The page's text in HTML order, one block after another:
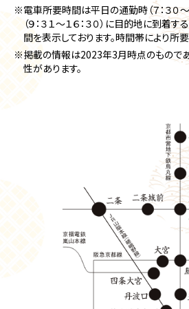
※電車所要時間は平日の通勤時（７：３０～
（９：３１～１６：３０）に目的地に到着
間を表示しております。時間帯により所
※掲載の情報は2023年3月時点のもので
性があります。